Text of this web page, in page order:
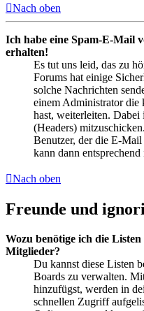
Nach oben
Ich habe eine Spam-E-Mail
erhalten!
Es tut uns leid, das zu
Forums hat einige
solche Nachrichten
einem Administrator die
hast, weiterleiten.
(Headers)
Benutzer, der die E-
kann dann entsprechend
Nach oben
Freunde und
Wozu benötige ich die
Mitglieder?
Du kannst diese Listen
Boards zu verwalten.
hinzufügst, werden in
schnellen Zugriff